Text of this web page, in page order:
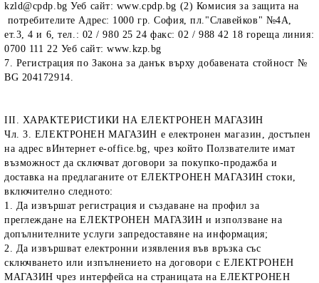
kzld@cpdp.bg Уеб сайт: www.cpdp.bg (2) Комисия за защита на
потребителите Адрес: 1000 гр. София, пл."Славейков" №4А,
ет.3, 4 и 6, тел.: 02 / 980 25 24 факс: 02 / 988 42 18 гореща линия:
0700 111 22 Уеб сайт: www.kzp.bg
7. Регистрация по Закона за данък върху добавената стойност №
BG 204172914.
III. ХАРАКТЕРИСТИКИ НА ЕЛЕКТРОНЕН МАГАЗИН
Чл. 3. ЕЛЕКТРОНЕН МАГАЗИН e електронен магазин, достъпен
на адрес вИнтернет e-office.bg, чрез който Ползвателите имат
възможност да сключват договори за покупко-продажба и
доставка на предлаганите от ЕЛЕКТРОНЕН МАГАЗИН стоки,
включително следното:
1. Да извършат регистрация и създаване на профил за
преглеждане на ЕЛЕКТРОНЕН МАГАЗИН и използване на
допълнителните услуги запредоставяне на информация;
2. Да извършват електронни изявления във връзка със
сключването или изпълнението на договори с ЕЛЕКТРОНЕН
МАГАЗИН чрез интерфейса на страницата на ЕЛЕКТРОНЕН